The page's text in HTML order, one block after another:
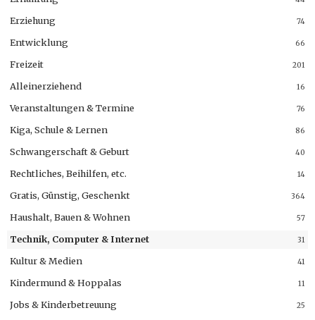
74
Erziehung
66
Entwicklung
201
Freizeit
16
Alleinerziehend
76
Veranstaltungen & Termine
86
Kiga, Schule & Lernen
40
Schwangerschaft & Geburt
14
Rechtliches, Beihilfen, etc.
364
Gratis, Günstig, Geschenkt
57
Haushalt, Bauen & Wohnen
31
Technik, Computer & Internet
41
Kultur & Medien
11
Kindermund & Hoppalas
25
Jobs & Kinderbetreuung